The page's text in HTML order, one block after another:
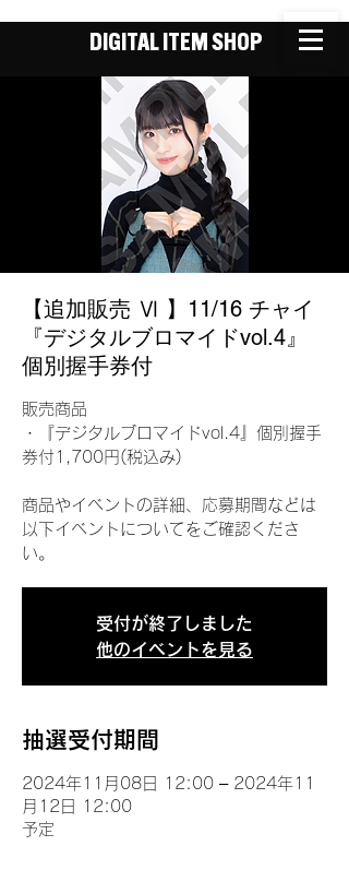
DIGITAL ITEM SHOP
【追加販売 Ⅵ 】11/16 チャイ
『デジタルブロマイドvol.4』
個別握手券付
販売商品
・『デジタルブロマイドvol.4』個別握手
券付1,700円(税込み)
商品やイベントの詳細、応募期間などは
以下イベントについてをご確認くださ
い。
受付が終了しました
他のイベントを見る
抽選受付期間
2024年11月08日 12:00 – 2024年11
月12日 12:00
予定